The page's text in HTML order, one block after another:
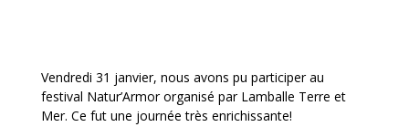
Vendredi 31 janvier, nous avons pu participer au
festival Natur’Armor organisé par Lamballe Terre et
Mer. Ce fut une journée très enrichissante!